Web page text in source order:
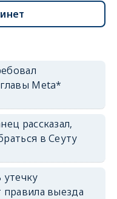
Meta*
рассказал,
в Сеуту
утечку
правила выезда